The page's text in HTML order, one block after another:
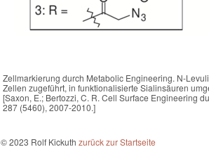
Zellmarkierung durch Metabolic Engineering. N-
Zellen zugeführt, in funktionalisierte Sialinsäuren
[Saxon, E.; Bertozzi, C. R. Cell Surface Engineering
287 (5460), 2007-2010.]
© 2023 Rolf Kickuth zurück zur Startseite